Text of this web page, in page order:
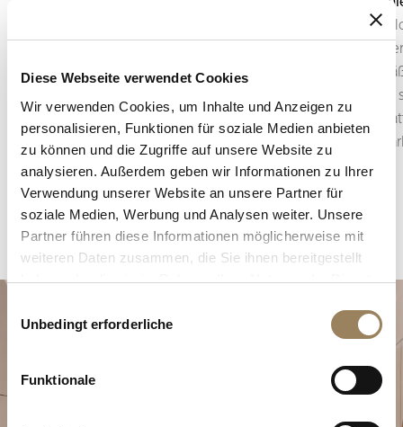
Diese Webseite verwendet Cookies
Wir verwenden Cookies, um Inhalte und Anzeigen zu
personalisieren, Funktionen für soziale Medien anbieten
zu können und die Zugriffe auf unsere Website zu
analysieren. Außerdem geben wir Informationen zu Ihrer
Verwendung unserer Website an unsere Partner für
soziale Medien, Werbung und Analysen weiter. Unsere
Partner führen diese Informationen möglicherweise mit
weiteren Daten zusammen, die Sie ihnen bereitgestellt
haben oder die sie im Rahmen Ihrer Nutzung der Dienste
Unbedingt erforderliche
Funktionale
Linien auf den Komponenten des Uhrwerks. Sie
Reflexionen und betonen die Geometrie der
Brücken.
Die